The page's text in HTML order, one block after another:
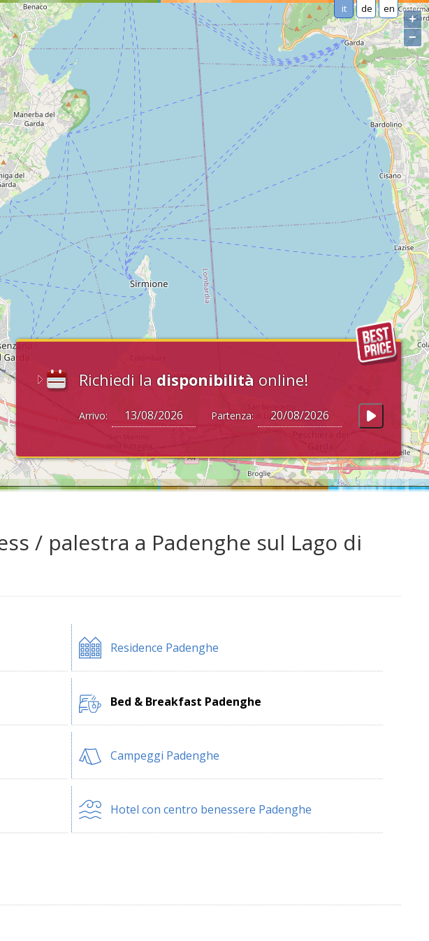
it de en
Richiedi la disponibilità online!
Arrivo: Partenza:
+
−
/ palestra a Padenghe sul Lago di
Residence Padenghe
Bed & Breakfast Padenghe
Campeggi Padenghe
Hotel con centro benessere Padenghe